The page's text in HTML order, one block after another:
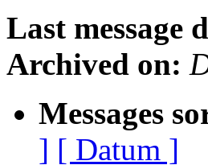
Last message
Archived on:
Messages
] [ Datum ]